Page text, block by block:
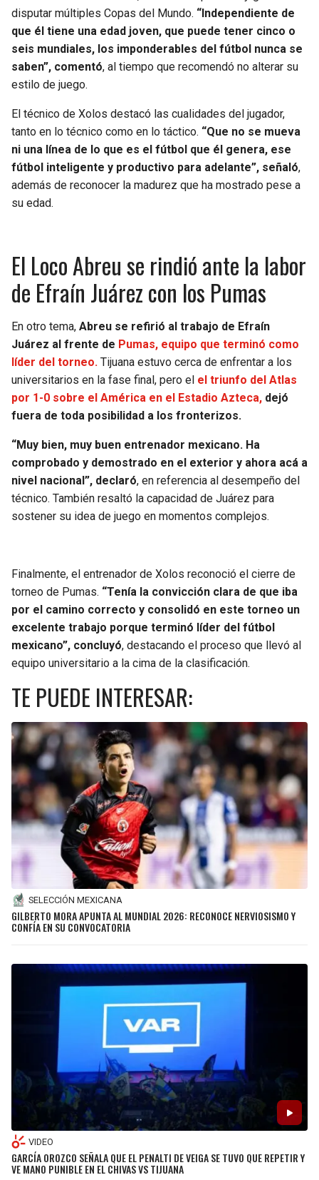
disputar múltiples Copas del Mundo. “Independiente de
que él tiene una edad joven, que puede tener cinco o
seis mundiales, los imponderables del fútbol nunca se
saben”, comentó, al tiempo que recomendó no alterar su
estilo de juego.
El técnico de Xolos destacó las cualidades del jugador,
tanto en lo técnico como en lo táctico. “Que no se mueva
ni una línea de lo que es el fútbol que él genera, ese
fútbol inteligente y productivo para adelante”, señaló,
además de reconocer la madurez que ha mostrado pese a
su edad.
El Loco Abreu se rindió ante la labor
de Efraín Juárez con los Pumas
En otro tema, Abreu se refirió al trabajo de Efraín
Juárez al frente de Pumas, equipo que terminó como
líder del torneo. Tijuana estuvo cerca de enfrentar a los
universitarios en la fase final, pero el el triunfo del Atlas
por 1-0 sobre el América en el Estadio Azteca, dejó
fuera de toda posibilidad a los fronterizos.
“Muy bien, muy buen entrenador mexicano. Ha
comprobado y demostrado en el exterior y ahora acá a
nivel nacional”, declaró, en referencia al desempeño del
técnico. También resaltó la capacidad de Juárez para
sostener su idea de juego en momentos complejos.
Finalmente, el entrenador de Xolos reconoció el cierre de
torneo de Pumas. “Tenía la convicción clara de que iba
por el camino correcto y consolidó en este torneo un
excelente trabajo porque terminó líder del fútbol
mexicano”, concluyó, destacando el proceso que llevó al
equipo universitario a la cima de la clasificación.
TE PUEDE INTERESAR:
SELECCIÓN MEXICANA
GILBERTO MORA APUNTA AL MUNDIAL 2026: RECONOCE NERVIOSISMO Y
CONFÍA EN SU CONVOCATORIA
VIDEO
GARCÍA OROZCO SEÑALA QUE EL PENALTI DE VEIGA SE TUVO QUE REPETIR Y
VE MANO PUNIBLE EN EL CHIVAS VS TIJUANA